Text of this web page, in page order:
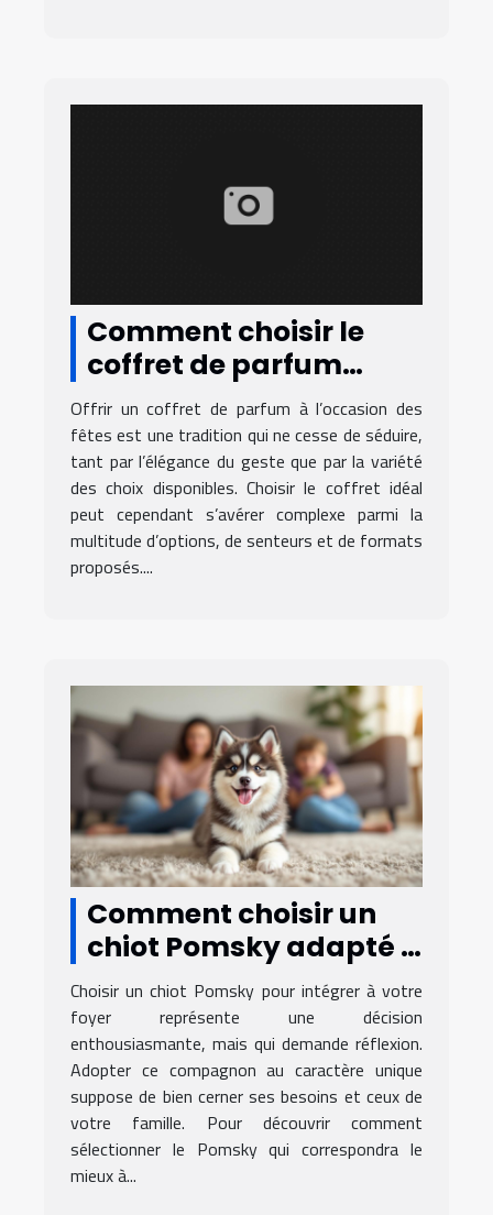
Comment choisir le
coffret de parfum
parfait pour les fêtes ?
Offrir un coffret de parfum à l’occasion des
fêtes est une tradition qui ne cesse de séduire,
tant par l’élégance du geste que par la variété
des choix disponibles. Choisir le coffret idéal
peut cependant s’avérer complexe parmi la
multitude d’options, de senteurs et de formats
proposés....
Comment choisir un
chiot Pomsky adapté à
votre famille ?
Choisir un chiot Pomsky pour intégrer à votre
foyer représente une décision
enthousiasmante, mais qui demande réflexion.
Adopter ce compagnon au caractère unique
suppose de bien cerner ses besoins et ceux de
votre famille. Pour découvrir comment
sélectionner le Pomsky qui correspondra le
mieux à...